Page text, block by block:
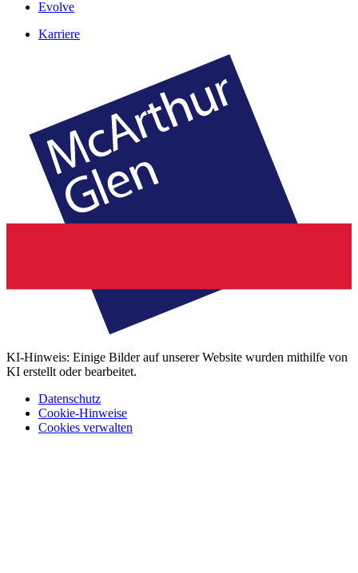
Evolve
Karriere
KI-Hinweis: Einige Bilder auf unserer Website wurden mithilfe von
KI erstellt oder bearbeitet.
Datenschutz
Cookie-Hinweise
Cookies verwalten